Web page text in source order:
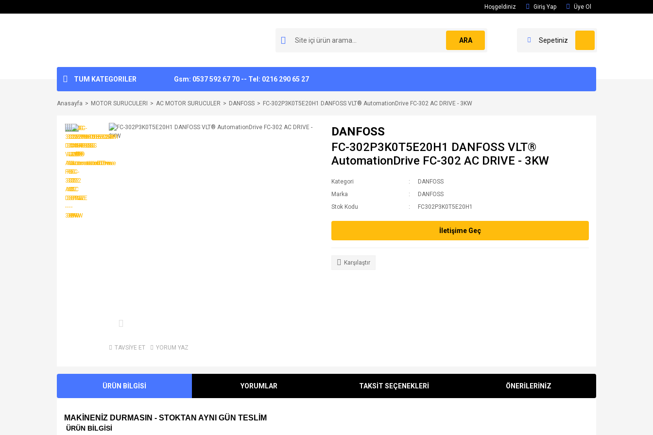
Hoşgeldiniz Giriş Yap Üye Ol
ARA Sepetiniz
TUM KATEGORILER Gsm: 0537 592 67 70 -- Tel: 0216 290 65 27
Anasayfa MOTOR SURUCULERI AC MOTOR SURUCULER DANFOSS FC-302P3K0T5E20H1 DANFOSS VLT® AutomationDrive FC-302 AC DRIVE - 3KW
TAVSİYE ET YORUM YAZ
DANFOSS
FC-302P3K0T5E20H1 DANFOSS VLT®
AutomationDrive FC-302 AC DRIVE - 3KW
Kategori
DANFOSS
Marka
DANFOSS
Stok Kodu
FC302P3K0T5E20H1
İletişime Geç
Karşılaştır
ÜRÜN BİLGİSİ YORUMLAR TAKSİT SEÇENEKLERİ ÖNERİLERİNİZ
MAKİNENİZ DURMASIN - STOKTAN AYNI GÜN TESLİM
ÜRÜN BİLGİSİ